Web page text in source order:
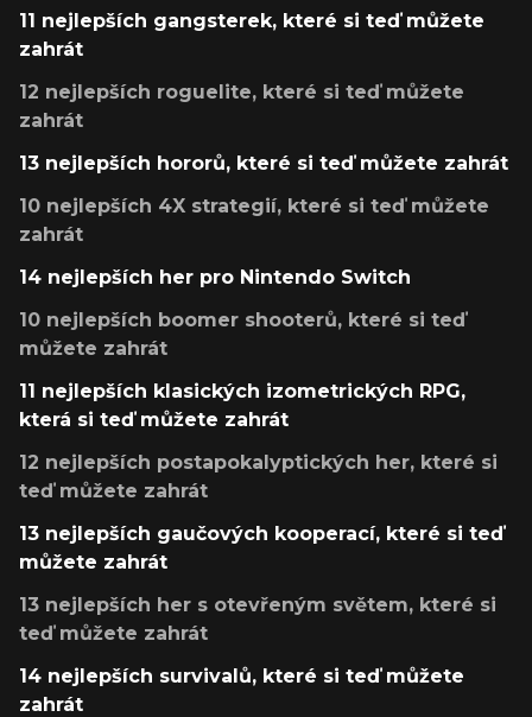
11 nejlepších gangsterek, které si teď můžete
zahrát
12 nejlepších roguelite, které si teď můžete
zahrát
13 nejlepších hororů, které si teď můžete zahrát
10 nejlepších 4X strategií, které si teď můžete
zahrát
14 nejlepších her pro Nintendo Switch
10 nejlepších boomer shooterů, které si teď
můžete zahrát
11 nejlepších klasických izometrických RPG,
která si teď můžete zahrát
12 nejlepších postapokalyptických her, které si
teď můžete zahrát
13 nejlepších gaučových kooperací, které si teď
můžete zahrát
13 nejlepších her s otevřeným světem, které si
teď můžete zahrát
14 nejlepších survivalů, které si teď můžete
zahrát